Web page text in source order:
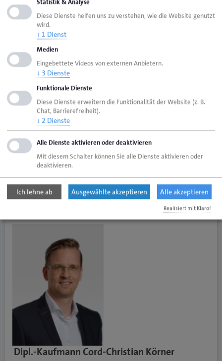
Nachfolgebörse „nexxt change“
Die Handwerkskammer Oldenburg ist langjähriger
Partner der Nachfolgebörse „nexxt change“. Über
kostenlose Inserate können Betriebsinhaber ihren
eigenen Betrieb präsentieren oder in Inseraten von
Übernahmeinteressenten suchen. Dabei entscheiden
die Betriebsinhaber selbst, welche Informationen sie
veröffentlichen möchten. Die Kontaktaufnahme
erfolgt über die Plattform, also ohne Veröffentlichung
der persönlichen Kontaktdaten. Die
Handwerkskammer Oldenburg unterstützt Sie gerne
bei der Erstellung des Inserats, der Nachfolgersuche
allgemein und entlang des gesamten
Nachfolgeprozesses.
Dipl.-Kaufmann Cord-Christian Körner
Statistik & Analyse
Diese Dienste helfen uns zu verstehen, wie die Website genutzt
wird.
↓ 1 Dienst
Medien
Eingebettete Videos von externen Anbietern.
↓ 3 Dienste
Funktionale Dienste
Diese Dienste erweitern die Funktionalität der Website (z. B.
Chat, Barrierefreiheit).
↓ 2 Dienste
Alle Dienste aktivieren oder deaktivieren
Mit diesem Schalter können Sie alle Dienste aktivieren oder
deaktivieren.
Ich lehne ab Ausgewählte akzeptieren Alle akzeptieren
Realisiert mit Klaro!